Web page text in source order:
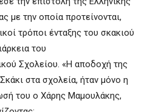
με την οποία προτείνονται,
τρόποι ένταξης του σκακιού
του
Σχολείου. «Η αποδοχή της
στα σχολεία, ήταν μόνο η
του ο Χάρης Μαμουλάκης,